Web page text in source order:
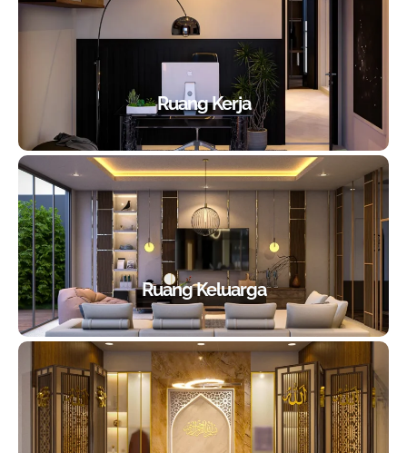
Ruang Kerja
Ruang Keluarga